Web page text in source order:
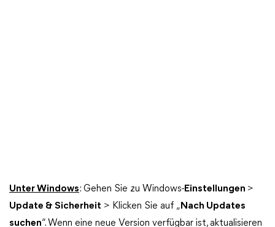
Unter Windows: Gehen Sie zu Windows-Einstellungen >
Update & Sicherheit > Klicken Sie auf „ Nach Updates
suchen“. Wenn eine neue Version verfügbar ist, aktualisieren